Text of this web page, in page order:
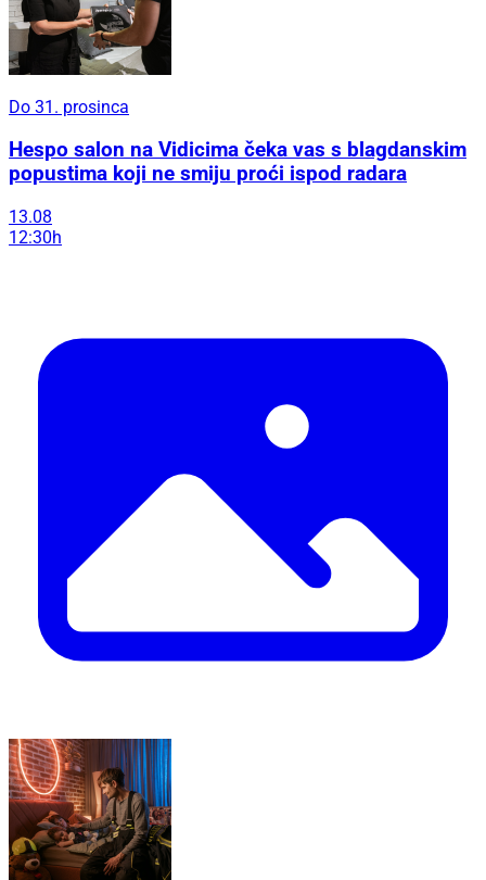
Do 31. prosinca
Hespo salon na Vidicima čeka vas s blagdanskim
popustima koji ne smiju proći ispod radara
13.08
12:30h